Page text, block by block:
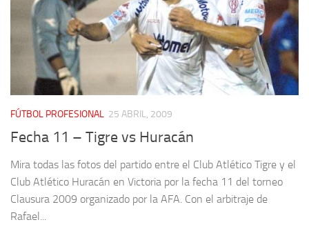
FÚTBOL PROFESIONAL 25 ABRIL, 2009
Fecha 11 – Tigre vs Huracán
Mira todas las fotos del partido entre el Club Atlético Tigre y el
Club Atlético Huracán en Victoria por la fecha 11 del torneo
Clausura 2009 organizado por la AFA. Con el arbitraje de
Rafael...